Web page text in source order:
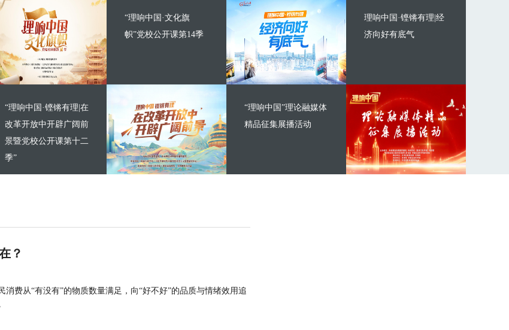
“理响中国·文化旗
帜”党校公开课第14季
“理响中国·铿锵有理|在
改革开放中开辟广阔前
景暨党校公开课第十二
季”
理响中国·铿锵有理|经
济向好有底气
“理响中国”理论融媒体
精品征集展播活动
？
费从“有没有”的物质数量满足，向“好不好”的品质与情绪效用追